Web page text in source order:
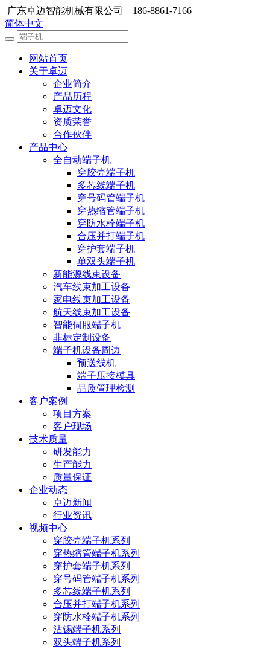
广东卓迈智能机械有限公司 186-8861-7166
简体中文
网站首页
关于卓迈
企业简介
产品历程
卓迈文化
资质荣誉
合作伙伴
产品中心
全自动端子机
穿胶壳端子机
多芯线端子机
穿号码管端子机
穿热缩管端子机
穿防水栓端子机
合压并打端子机
穿护套端子机
单双头端子机
新能源线束设备
汽车线束加工设备
家电线束加工设备
航天线束加工设备
智能伺服端子机
非标定制设备
端子机设备周边
预送线机
端子压接模具
品质管理检测
客户案例
项目方案
客户现场
技术质量
研发能力
生产能力
质量保证
企业动态
卓迈新闻
行业资讯
视频中心
穿胶壳端子机系列
穿热缩管端子机系列
穿护套端子机系列
穿号码管端子机系列
多芯线端子机系列
合压并打端子机系列
穿防水栓端子机系列
沾锡端子机系列
双头端子机系列